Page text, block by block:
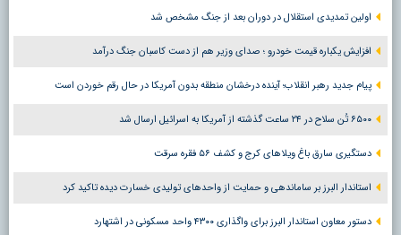
اولین تمدیدی استقلال در دوران بعد از جنگ مشخص شد
افزایش یکباره قیمت خودرو ؛ صدای وزیر هم از دست کاسبان جنگ درآمد
پیام جدید رهبر انقلاب؛ آینده درخشان منطقه بدون آمریکا در حال رقم خوردن است
۶۵۰۰ تُن سلاح در ۲۴ ساعت گذشته از آمریکا به اسرائیل ارسال شد
دستگیری سارق باغ ویلاهای کرج و کشف ۵۶ فقره سرقت
استاندار البرز بر ساماندهی و حمایت از واحدهای تولیدی خسارت دیده تاکید کرد
دستور معاون استاندار البرز برای واگذاری ۴۳۰۰ واحد مسکونی در اشتهارد